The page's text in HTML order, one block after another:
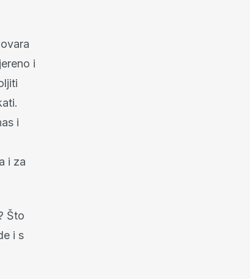
i
i
i za
Što
i s